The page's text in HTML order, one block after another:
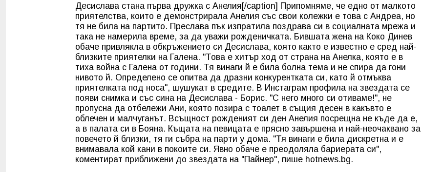
Десислава стана първа дружка с Анелия[/caption] Припомняме, че едно от малкото
приятелства, които е демонстрирала Анелия със свои колежки е това с Андреа, но
тя не била на партито. Преслава пък изпратила поздрава си в социалната мрежа и
така не намерила време, за да уважи рожденичката. Бившата жена на Коко Динев
обаче привлякла в обкръжението си Десислава, която както е известно е сред най-
близките приятелки на Галена. "Това е хитър ход от страна на Анелка, която е в
тиха война с Галена от години. Тя винаги й е била болна тема и не спира да гони
нивото й. Определено се опитва да дразни конкурентката си, като й отмъква
приятелката под носа", шушукат в средите. В Инстаграм профила на звездата се
появи снимка и със сина на Десислава - Борис. "С него много си отиваме!", не
пропусна да отбележи Ани, която позира с тоалет в същия десен в какъвто е
облечен и малчуганът. Всъщност рожденият си ден Анелия посрещна не къде да е,
а в палата си в Бояна. Къщата на певицата е прясно завършена и най-неочаквано за
повечето й близки, тя ги събра на парти у дома. "Тя винаги е била дискретна и е
внимавала кой кани в покоите си. Явно обаче е преодоляла бариерата си",
коментират приближени до звездата на "Пайнер", пише hotnews.bg.